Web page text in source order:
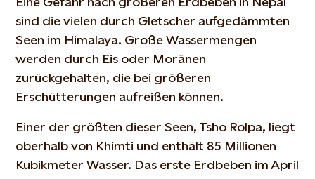
sind die vielen durch Gletscher aufgedämmten
Seen im Himalaya. Große Wassermengen
werden durch Eis oder Moränen
zurückgehalten, die bei größeren
Erschütterungen aufreißen können.
Einer der größten dieser Seen, Tsho Rolpa, liegt
oberhalb von Khimti und enthält 85 Millionen
Kubikmeter Wasser. Das erste Erdbeben im April